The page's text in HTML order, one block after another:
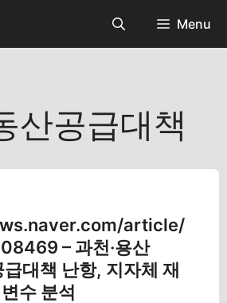
Menu
산공급대책
article/
– 과천·용산
대책 난항, 지자체 재
수 분석